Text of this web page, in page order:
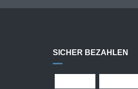
SICHER BEZAHLEN